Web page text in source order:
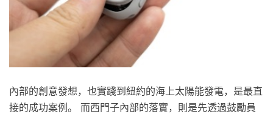
內部的創意發想，也實踐到紐約的海上太陽能發電，是最直
接的成功案例。 而西門子內部的落實，則是先透過鼓勵員